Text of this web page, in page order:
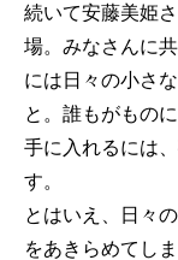
続いて安藤美姫
場。みなさんに
には日々の小さ
と。誰もがもの
手に入れるには
す。
とはいえ、日々
をあきらめてし